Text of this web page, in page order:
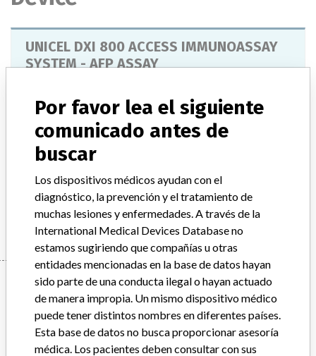
UNICEL DXI 800 ACCESS IMMUNOASSAY
SYSTEM - AFP ASSAY
Modelo / Serial
Model Catalog: 33219 (Lot serial: 012781 ACCESS AFP QC KIT)
Descripción del producto
ACCESS IMMUNOASSAY SYSTEMS ALPHA-FETOPROTEIN(AFP)
QC KIT
Manufacturer BECKMAN COULTER CANADA L.P.
Manufacturer
BECKMAN COULTER CANADA L.P.
Por favor lea el siguiente
comunicado antes de
buscar
Los dispositivos médicos ayudan con el
diagnóstico, la prevención y el tratamiento de
muchas lesiones y enfermedades. A través de la
International Medical Devices Database no
estamos sugiriendo que compañías u otras
entidades mencionadas en la base de datos hayan
sido parte de una conducta ilegal o hayan actuado
de manera impropia. Un mismo dispositivo médico
puede tener distintos nombres en diferentes países.
Esta base de datos no busca proporcionar asesoría
médica. Los pacientes deben consultar con sus